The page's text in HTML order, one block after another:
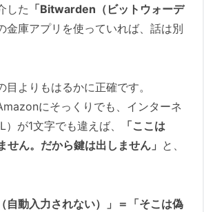
した 「Bitwarden（ビットウォーデ
金庫アプリを使っていれば、話は別
目よりもはるかに正確です。
にそっくりでも、インターネ
が1文字でも違えば、
「ここは
ん。だから鍵は出しません」 と、
自動入力されない）」＝「そこは偽